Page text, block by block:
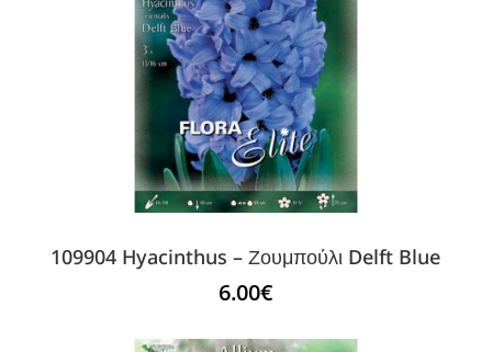
109904 Hyacinthus – Ζουμπούλι Delft Blue
6.00€